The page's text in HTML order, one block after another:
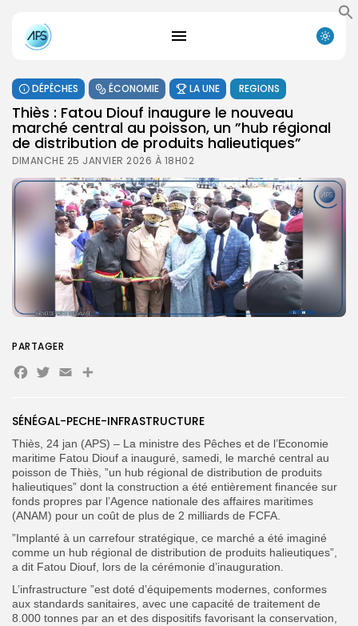
Search
for:
Search
Button
FR
DÉPÊCHES ÉCONOMIE LA UNE REGIONS
Thiès : Fatou Diouf inaugure le nouveau
marché central au poisson, un ”hub régional
de distribution de produits halieutiques”
DIMANCHE 25 JANVIER 2026 À 18H02
SÉNÉGAL-PECHE-INFRASTRUCTURE
Thiès, 24 jan (APS) – La ministre des Pêches et de l’Economie
maritime Fatou Diouf a inauguré, samedi, le marché central au
poisson de Thiès, ”un hub régional de distribution de produits
halieutiques” dont la construction a été entièrement financée sur
fonds propres par l’Agence nationale des affaires maritimes
(ANAM) pour un coût de plus de 2 milliards de FCFA.
”Implanté à un carrefour stratégique, ce marché a été imaginé
comme un hub régional de distribution de produits halieutiques”,
a dit Fatou Diouf, lors de la cérémonie d’inauguration.
L’infrastructure ”est doté d’équipements modernes, conformes
aux standards sanitaires, avec une capacité de traitement de
8.000 tonnes par an et des dispositifs favorisant la conservation,
PARTAGER
Facebook
Twitter
EmailPartager